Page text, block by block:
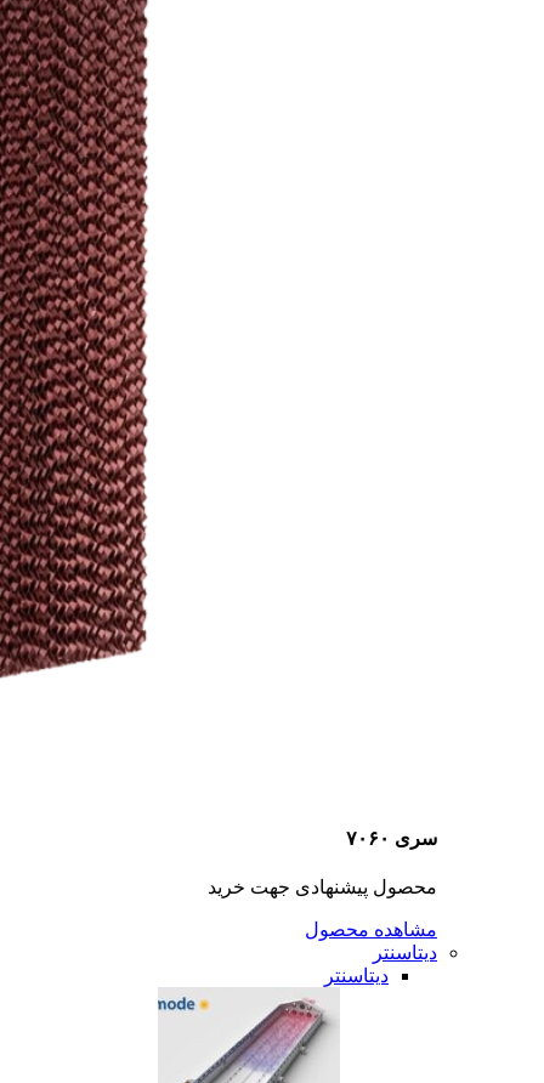
سری ۷۰۶۰
محصول پیشنهادی جهت خرید
مشاهده محصول
دیتاسنتر
دیتاسنتر